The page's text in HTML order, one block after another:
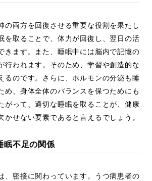
の両方を回復させる重要な役割を果たし
を取ることで、体力が回復し、翌日の活
きます。また、睡眠中には脳内で記憶の
行われます。そのため、学習や創造的な
るのです。さらに、ホルモンの分泌も睡
め、身体全体のバランスを保つためにも
がって、適切な睡眠を取ることが、健康
かせない要素であると言えるでしょう。
眠不足の関係
、密接に関わっています。うつ病患者の